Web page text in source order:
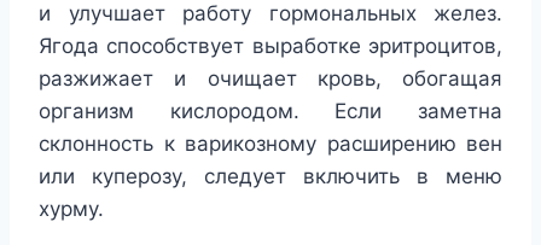
и улучшает работу гормональных желез.
Ягода способствует выработке эритроцитов,
разжижает и очищает кровь, обогащая
организм кислородом. Если заметна
склонность к варикозному расширению вен
или куперозу, следует включить в меню
хурму.